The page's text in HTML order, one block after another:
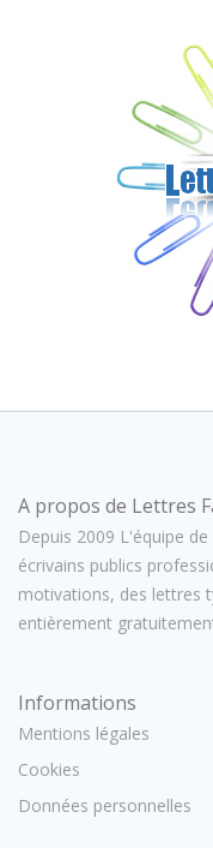
A propos de Lettres
Depuis 2009 L'équipe
écrivains publics
motivations, des lettres
entièrement
Informations
Mentions légales
Cookies
Données personnelles